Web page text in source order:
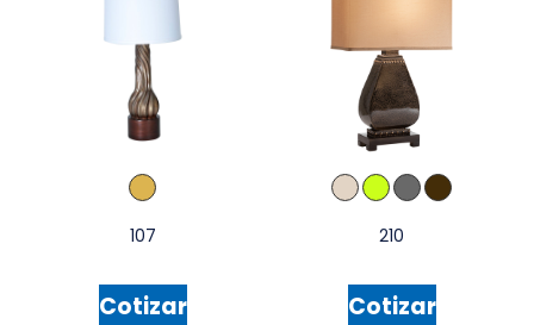
107
Cotizar
210
Cotizar